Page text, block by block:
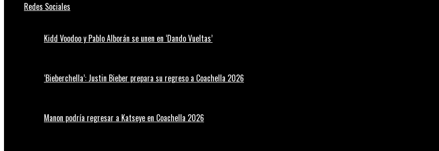
Redes Sociales
Kidd Voodoo y Pablo Alborán se unen en ‘Dando Vueltas’
‘Bieberchella’: Justin Bieber prepara su regreso a Coachella 2026
Manon podría regresar a Katseye en Coachella 2026